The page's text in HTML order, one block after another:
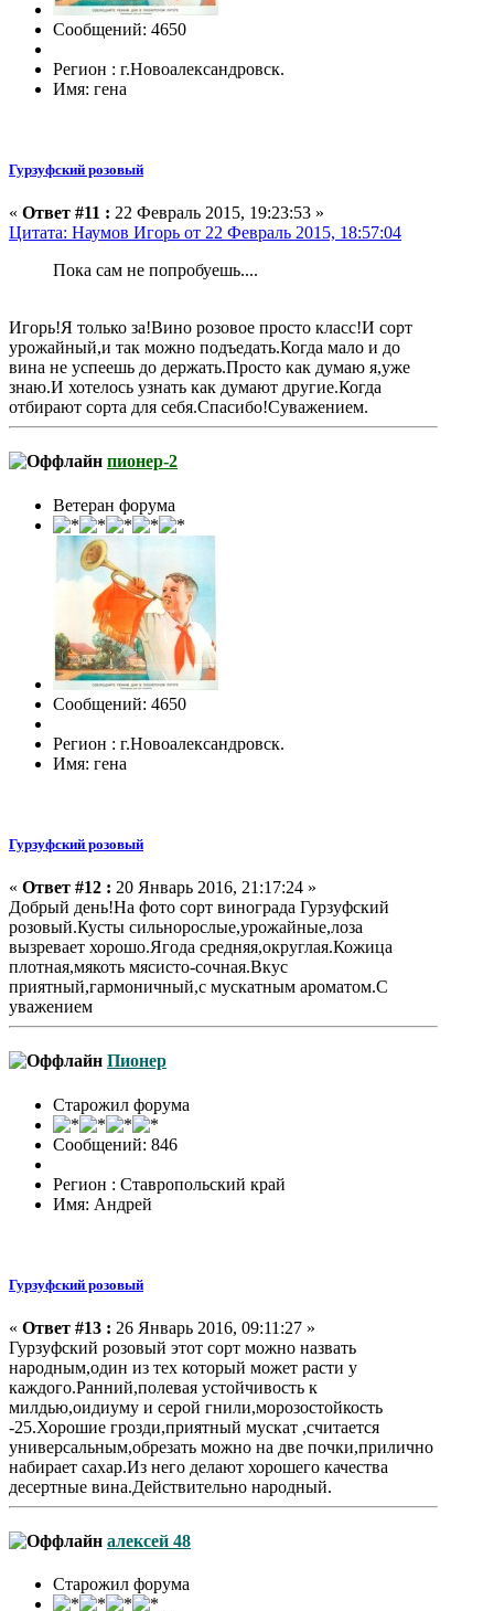
Сообщений: 4650
Регион : г.Новоалександровск.
Имя: гена
Гурзуфский розовый
« Ответ #11 : 22 Февраль 2015, 19:23:53 »
Цитата: Наумов Игорь от 22 Февраль 2015, 18:57:04
Пока сам не попробуешь....
Игорь!Я только за!Вино розовое просто класс!И сорт
урожайный,и так можно подъедать.Когда мало и до
вина не успеешь до держать.Просто как думаю я,уже
знаю.И хотелось узнать как думают другие.Когда
отбирают сорта для себя.Спасибо!Суважением.
пионер-2
Ветеран форума
Сообщений: 4650
Регион : г.Новоалександровск.
Имя: гена
Гурзуфский розовый
« Ответ #12 : 20 Январь 2016, 21:17:24 »
Добрый день!На фото сорт винограда Гурзуфский
розовый.Кусты сильнорослые,урожайные,лоза
вызревает хорошо.Ягода средняя,округлая.Кожица
плотная,мякоть мясисто-сочная.Вкус
приятный,гармоничный,с мускатным ароматом.С
уважением
Пионер
Старожил форума
Сообщений: 846
Регион : Ставропольский край
Имя: Андрей
Гурзуфский розовый
« Ответ #13 : 26 Январь 2016, 09:11:27 »
Гурзуфский розовый этот сорт можно назвать
народным,один из тех который может расти у
каждого.Ранний,полевая устойчивость к
милдью,оидиуму и серой гнили,морозостойкость
-25.Хорошие грозди,приятный мускат ,считается
универсальным,обрезать можно на две почки,прилично
набирает сахар.Из него делают хорошего качества
десертные вина.Действительно народный.
алексей 48
Старожил форума